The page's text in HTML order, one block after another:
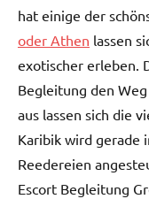
hat einige der
oder Athen lassen
exotischer erleben.
Begleitung den
aus lassen sich die
Karibik wird gerade
Reedereien
Escort Begleitung